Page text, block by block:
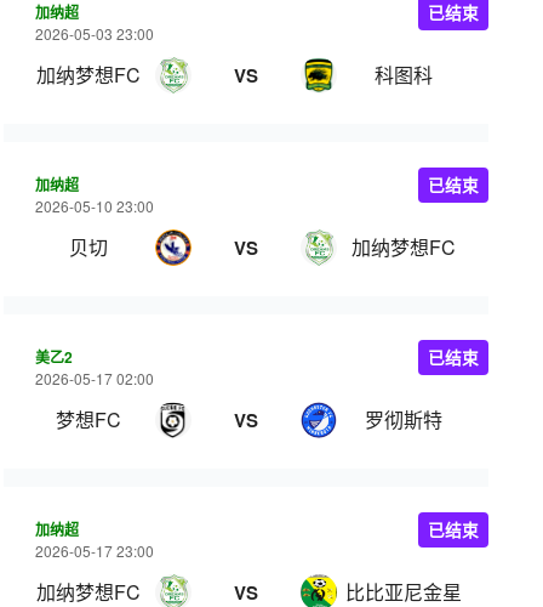
加纳超
2026-05-03 23:00
加纳梦想FC VS 科图科
已结束
加纳超
2026-05-10 23:00
贝切 VS 加纳梦想FC
已结束
美乙2
2026-05-17 02:00
梦想FC VS 罗彻斯特
已结束
加纳超
2026-05-17 23:00
加纳梦想FC VS 比比亚尼金星
已结束